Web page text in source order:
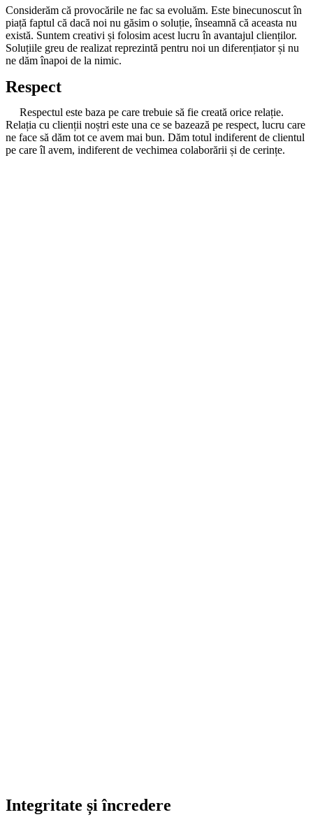
Considerăm că provocările ne fac sa evoluăm. Este binecunoscut în
piață faptul că dacă noi nu găsim o soluție, înseamnă că aceasta nu
există. Suntem creativi și folosim acest lucru în avantajul clienților.
Soluțiile greu de realizat reprezintă pentru noi un diferențiator și nu
ne dăm înapoi de la nimic.
Respect
Respectul este baza pe care trebuie să fie creată orice relație.
Relația cu clienții noștri este una ce se bazează pe respect, lucru care
ne face să dăm tot ce avem mai bun. Dăm totul indiferent de clientul
pe care îl avem, indiferent de vechimea colaborării și de cerințe.
Integritate și încredere